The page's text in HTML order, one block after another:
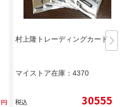
円
村上隆トレーディングカード
マイストア在庫： 4370
税込 30555